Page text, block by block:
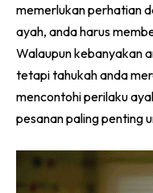
memerlukan perhatian
ayah, anda harus
Walaupun kebanyakan
tetapi tahukah anda
mencontohi perilaku
pesanan paling penting